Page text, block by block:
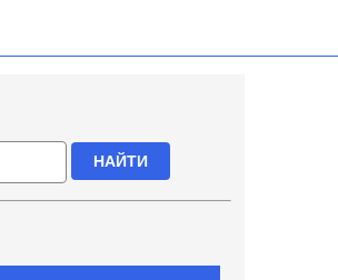
НАЙТИ